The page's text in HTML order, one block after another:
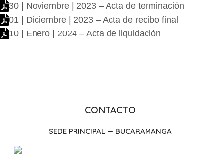
30 | Noviembre | 2023 – Acta de terminación
01 | Diciembre | 2023 – Acta de recibo final
10 | Enero | 2024 – Acta de liquidación
CONTACTO
SEDE PRINCIPAL — BUCARAMANGA